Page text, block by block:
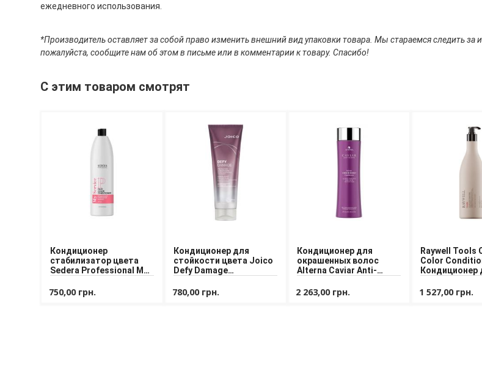
ежедневного использования.
*Производитель оставляет за собой право изменить внешний вид упаковки товара. Мы стараемся следить за
пожалуйста, сообщите нам об этом в письме или в комментарии к товару. Спасибо!
С этим товаром смотрят
Кондиционер
стабилизатор цвета
Sedera Professional My
Conditioner
750,00 грн.
Кондиционер для
стойкости цвета Joico
Defy Damage
780,00 грн.
Кондиционер для
окрашенных волос
Alterna Caviar Anti-
Conditioner
2 263,00 грн.
Raywell Tools
Color
Кондиционер
1 527,00 грн.